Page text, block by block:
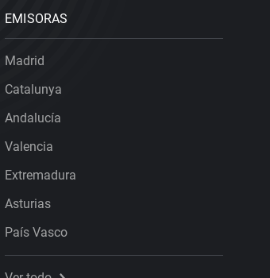
EMISORAS
Madrid
Catalunya
Andalucía
Valencia
Extremadura
Asturias
País Vasco